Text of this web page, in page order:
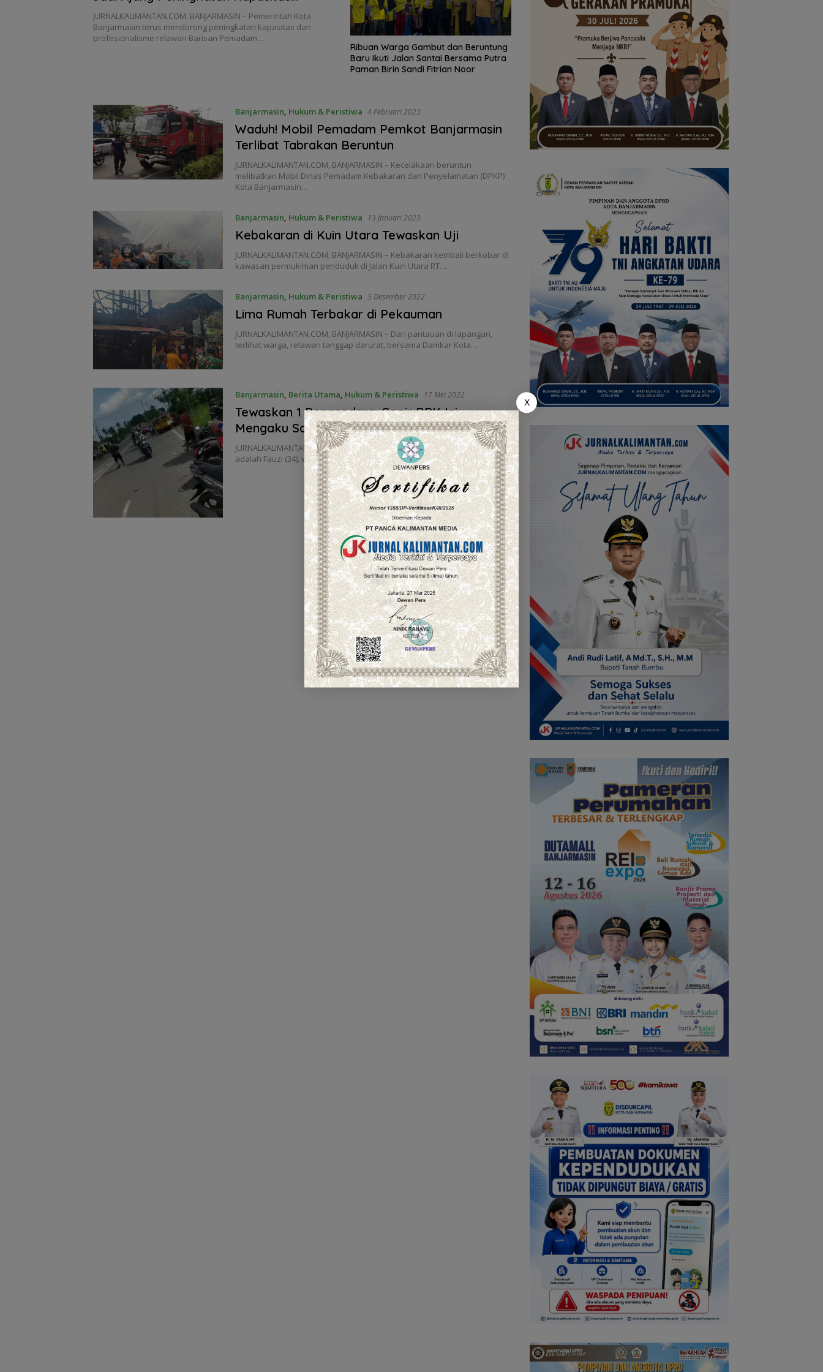
Relawan Damkar
JURNALKALIMANTAN.COM, BANJARMASIN – Pemerintah Kota
Banjarmasin terus mendorong peningkatan kapasitas dan
profesionalisme relawan Barisan Pemadam…
Ribuan Warga Gambut dan Beruntung
Baru Ikuti Jalan Santai Bersama Putra
Paman Birin Sandi Fitrian Noor
Banjarmasin Hukum & Peristiwa 4 Februari 2023
Waduh! Mobil Pemadam Pemkot Banjarmasin
Terlibat Tabrakan Beruntun
JURNALKALIMANTAN.COM, BANJARMASIN – Kecelakaan beruntun
melibatkan Mobil Dinas Pemadam Kebakaran dan Penyelamatan (DPKP)
Kota Banjarmasin…
Banjarmasin Hukum & Peristiwa 13 Januari 2023
Kebakaran di Kuin Utara Tewaskan Uji
JURNALKALIMANTAN.COM, BANJARMASIN – Kebakaran kembali berkobar di
kawasan permukiman penduduk di Jalan Kuin Utara RT…
Banjarmasin Hukum & Peristiwa 5 Desember 2022
Lima Rumah Terbakar di Pekauman
JURNALKALIMANTAN.COM, BANJARMASIN – Dari pantauan di lapangan,
terlihat warga, relawan tanggap darurat, bersama Damkar Kota…
Banjarmasin, Berita Utama, Hukum & Peristiwa 17 Mei 2022
Tewaskan 1 Pengendara, Sopir BPK Ini
Mengaku Salah
JURNALKALIMANTAN.COM, BANJARMASIN – Korban yang tewas tersebut
adalah Fauzi (34), warga Tatah Jeruju, Kabupaten Banjar….
X